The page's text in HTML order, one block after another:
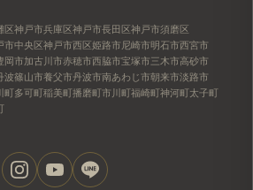
区神戸市兵庫区神戸市長田区神戸市須磨区
市中央区神戸市西区姫路市尼崎市明石市西宮市
岡市加古川市赤穂市西脇市宝塚市三木市高砂市
波篠山市養父市丹波市南あわじ市朝来市淡路市
町多可町稲美町播磨町市川町福崎町神河町太子町